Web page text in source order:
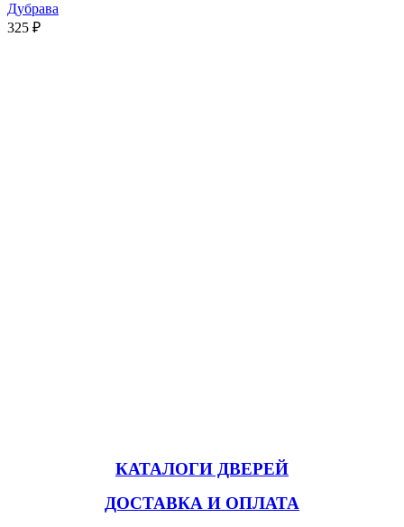
Дубрава
325 ₽
КАТАЛОГИ ДВЕРЕЙ
ДОСТАВКА И ОПЛАТА